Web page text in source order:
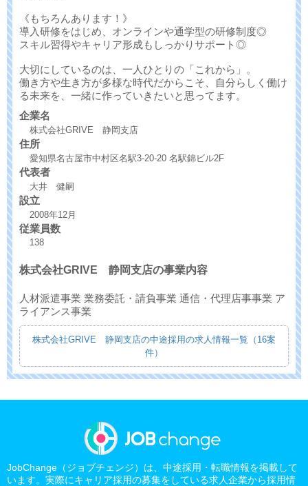
《もちろんあります！》
導入研修をはじめ、オンラインや通学型の研修制度◎
スキル習得やキャリア形成もしっかりサポート◎
大切にしているのは、一人ひとりの「これから」。
働き方や生き方が多様な時代だからこそ、自分らしく働け
る未来を、一緒に作っていきたいと思ってます。
企業名
株式会社GRIVE 静岡支店
住所
愛知県名古屋市中村区名駅3-20-20 名駅錦ビル2F
代表者
大井 健嗣
設立
2008年12月
従業員数
138
株式会社GRIVE 静岡支店の事業内容
人材派遣事業 業務委託・請負事業 通信・代理店事事業 ア
ライアンス事業
株式会社GRIVE 静岡支店の中途採用の求人情報一覧（16案
件）
JobChange（ジョブチェンジ）は、中途採用・転職情報を掲載して
います。実際にキャリア採用の募集をしている求人企業から採用情